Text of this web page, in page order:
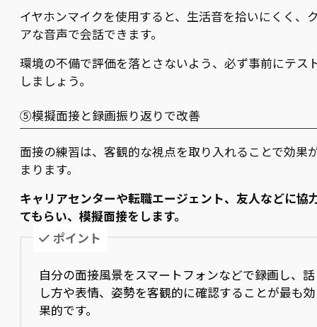
イヤホンマイクを使用すると、生活音を拾いにくく、
アな音声で会話できます。
環境の不備で評価を落とさないよう、必ず事前にテス
しましょう。
⑤模擬面接と録画振り返りで改善
面接の練習は、客観的な視点を取り入れることで効果
まります。
キャリアセンターや転職エージェント、友人などに協
てもらい、模擬面接をします。
ポイント
自分の面接風景をスマートフォンなどで録画し、話
し方や表情、姿勢を客観的に確認することが最も効
果的です。